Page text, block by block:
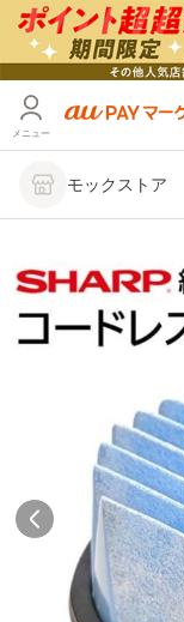
メニュー
モックストア